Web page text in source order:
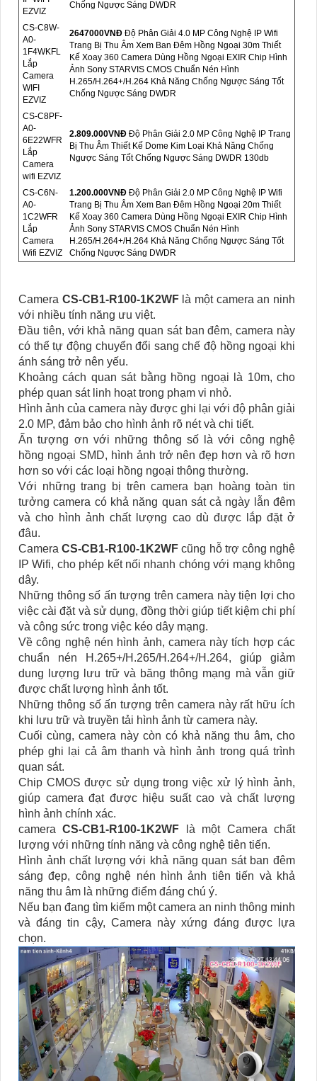
EZVIZ
Chống Ngược Sáng DWDR
CS-C8W-
A0-
1F4WKFL
Lắp
Camera
WIFI
EZVIZ
2647000VNÐ Độ Phân Giải 4.0 MP Công Nghệ IP Wifi
Trang Bị Thu Âm Xem Ban Đêm Hồng Ngoại 30m Thiết
Kế Xoay 360 Camera Dùng Hồng Ngoại EXIR Chip Hình
Ảnh Sony STARVIS CMOS Chuẩn Nén Hình
H.265/H.264+/H.264 Khả Năng Chống Ngược Sáng Tốt
Chống Ngược Sáng DWDR
CS-C8PF-
A0-
6E22WFR
Lắp
Camera
wifi EZVIZ
2.809.000VNÐ Độ Phân Giải 2.0 MP Công Nghệ IP Trang
Bị Thu Âm Thiết Kế Dome Kim Loại Khả Năng Chống
Ngược Sáng Tốt Chống Ngược Sáng DWDR 130db
CS-C6N-
A0-
1C2WFR
Lắp
Camera
Wifi EZVIZ
1.200.000VNÐ Độ Phân Giải 2.0 MP Công Nghệ IP Wifi
Trang Bị Thu Âm Xem Ban Đêm Hồng Ngoại 20m Thiết
Kế Xoay 360 Camera Dùng Hồng Ngoại EXIR Chip Hình
Ảnh Sony STARVIS CMOS Chuẩn Nén Hình
H.265/H.264+/H.264 Khả Năng Chống Ngược Sáng Tốt
Chống Ngược Sáng DWDR
Camera CS-CB1-R100-1K2WFlà một camera an ninh
với nhiều tính năng ưu việt.
Đầu tiên, với khả năng quan sát ban đêm, camera này
có thể tự động chuyển đổi sang chế độ hồng ngoại khi
ánh sáng trở nên yếu.
Khoảng cách quan sát bằng hồng ngoại là 10m, cho
phép quan sát linh hoạt trong phạm vi nhỏ.
Hình ảnh của camera này được ghi lại với độ phân giải
2.0 MP, đảm bảo cho hình ảnh rõ nét và chi tiết.
Ấn tượng ơn với những thông số là với công nghệ
hồng ngoại SMD, hình ảnh trở nên đẹp hơn và rõ hơn
hơn so với các loại hồng ngoại thông thường.
Với những trang bị trên camera bạn hoàng toàn tin
tưởng camera có khả năng quan sát cả ngày lẫn đêm
và cho hình ảnh chất lượng cao dù được lắp đặt ở
đâu.
CameraCS-CB1-R100-1K2WF cũng hỗ trợ công nghệ
IP Wifi, cho phép kết nối nhanh chóng với mạng không
dây.
Những thông số ấn tượng trên camera này tiện lợi cho
việc cài đặt và sử dụng, đồng thời giúp tiết kiệm chi phí
và công sức trong việc kéo dây mạng.
Về công nghệ nén hình ảnh, camera này tích hợp các
chuẩn nén H.265+/H.265/H.264+/H.264, giúp giảm
dung lượng lưu trữ và băng thông mạng mà vẫn giữ
được chất lượng hình ảnh tốt.
Những thông số ấn tượng trên camera này rất hữu ích
khi lưu trữ và truyền tải hình ảnh từ camera này.
Cuối cùng, camera này còn có khả năng thu âm, cho
phép ghi lại cả âm thanh và hình ảnh trong quá trình
quan sát.
Chip CMOS được sử dụng trong việc xử lý hình ảnh,
giúp camera đạt được hiệu suất cao và chất lượng
hình ảnh chính xác.
cameraCS-CB1-R100-1K2WF là một Camera chất
lượng với những tính năng và công nghệ tiên tiến.
Hình ảnh chất lượng với khả năng quan sát ban đêm
sáng đẹp, công nghệ nén hình ảnh tiên tiến và khả
năng thu âm là những điểm đáng chú ý.
Nếu bạn đang tìm kiếm một camera an ninh thông minh
và đáng tin cậy, Camera này xứng đáng được lựa
chọn.